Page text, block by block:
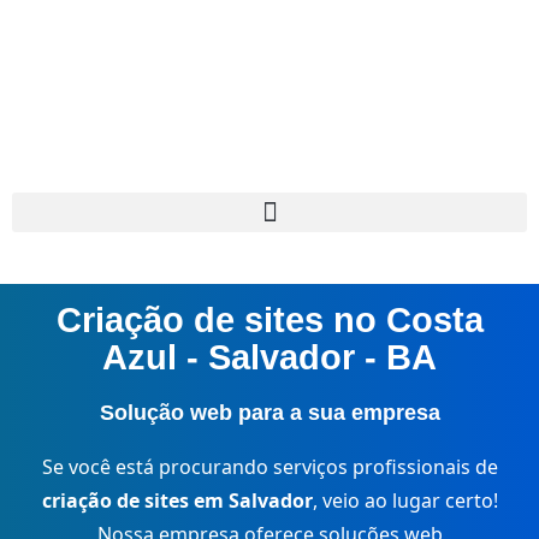
Criação de sites no Costa
Azul - Salvador - BA
Solução web para a sua empresa
Se você está procurando serviços profissionais de
criação de sites em Salvador, veio ao lugar certo!